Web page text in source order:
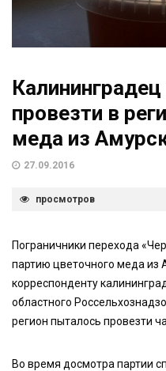
провезти в
меда из
27.09.2016
просмотров
Пограничники перехода
партию цветочного меда из
корреспонденту
областного
регион пыталось провезти
Во время досмотра партии